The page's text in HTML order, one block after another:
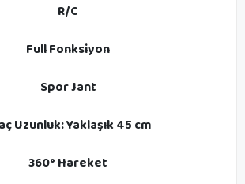
R/C
Full Fonksiyon
Spor Jant
Uzunluk: Yaklaşık 45 cm
360° Hareket